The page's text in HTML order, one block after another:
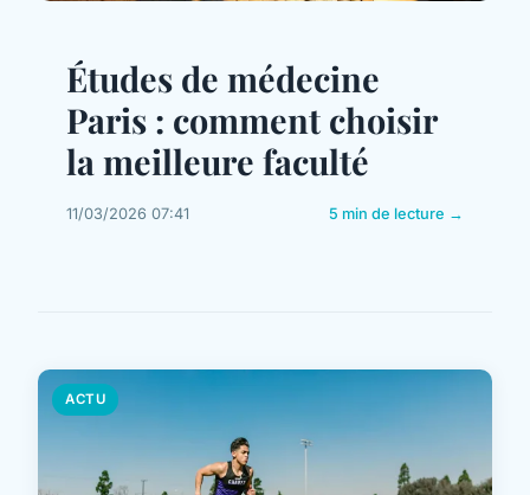
Études de médecine
Paris : comment choisir
la meilleure faculté
11/03/2026 07:41 5 min de lecture →
ACTU